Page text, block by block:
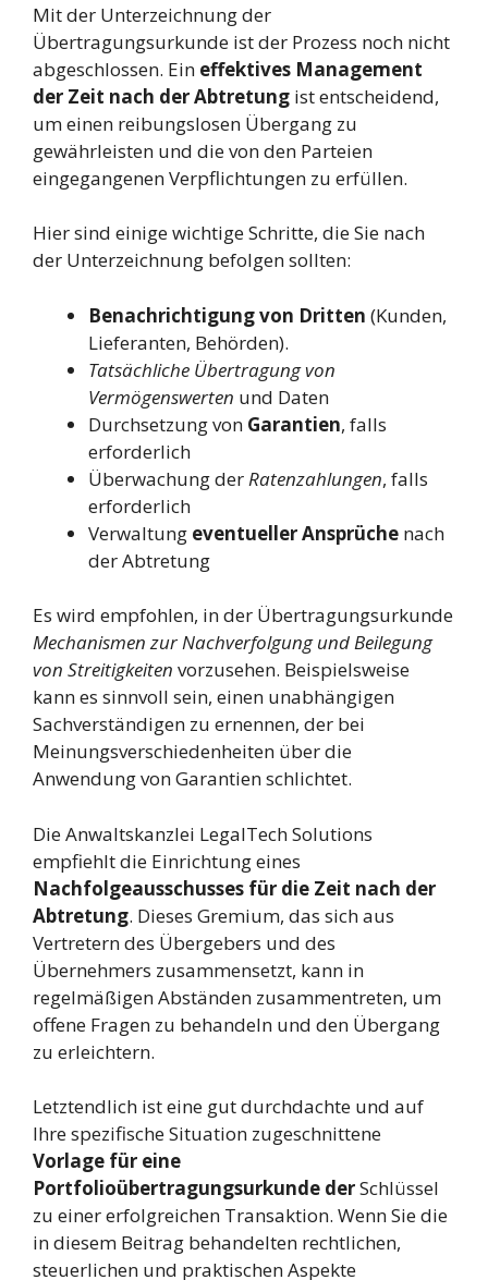
Mit der Unterzeichnung der
Übertragungsurkunde ist der Prozess noch nicht
abgeschlossen. Ein effektives Management
der Zeit nach der Abtretung ist entscheidend,
um einen reibungslosen Übergang zu
gewährleisten und die von den Parteien
eingegangenen Verpflichtungen zu erfüllen.
Hier sind einige wichtige Schritte, die Sie nach
der Unterzeichnung befolgen sollten:
Benachrichtigung von Dritten (Kunden,
Lieferanten, Behörden).
Tatsächliche Übertragung von
Vermögenswerten und Daten
Durchsetzung von Garantien, falls
erforderlich
Überwachung derRatenzahlungen, falls
erforderlich
Verwaltung eventueller Ansprüche nach
der Abtretung
Es wird empfohlen, in der Übertragungsurkunde
Mechanismen zur Nachverfolgung und Beilegung
von Streitigkeiten vorzusehen. Beispielsweise
kann es sinnvoll sein, einen unabhängigen
Sachverständigen zu ernennen, der bei
Meinungsverschiedenheiten über die
Anwendung von Garantien schlichtet.
Die Anwaltskanzlei LegalTech Solutions
empfiehlt die Einrichtung eines
Nachfolgeausschusses für die Zeit nach der
Abtretung. Dieses Gremium, das sich aus
Vertretern des Übergebers und des
Übernehmers zusammensetzt, kann in
regelmäßigen Abständen zusammentreten, um
offene Fragen zu behandeln und den Übergang
zu erleichtern.
Letztendlich ist eine gut durchdachte und auf
Ihre spezifische Situation zugeschnittene
Vorlage für eine
Portfolioübertragungsurkunde derSchlüssel
zu einer erfolgreichen Transaktion. Wenn Sie die
in diesem Beitrag behandelten rechtlichen,
steuerlichen und praktischen Aspekte